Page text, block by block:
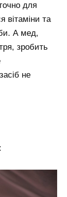
для
вітаміни та
А мед,
зробить
не